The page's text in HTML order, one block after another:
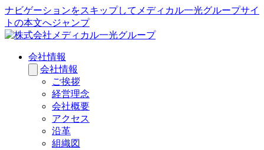
ナビゲーションをスキップしてメディカル一光グループサイ
トの本文へジャンプ
会社情報
会社情報
ご挨拶
経営理念
会社概要
アクセス
沿革
組織図